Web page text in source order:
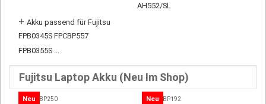
AH552/SL
+ Akku passend für Fujitsu
FPB0345S FPCBP557
FPB0355S ...
Fujitsu Laptop Akku (Neu Im Shop)
Neu Neu